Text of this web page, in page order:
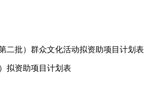
二批）群众文化活动拟资助项目计划表
拟资助项目计划表